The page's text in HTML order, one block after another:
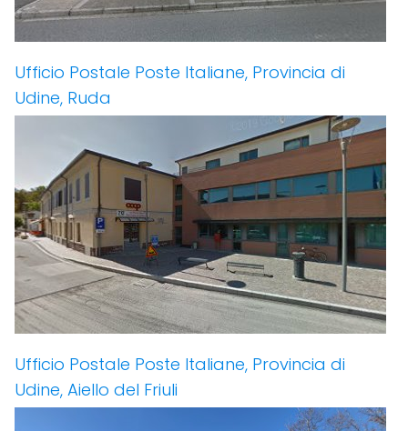
Ufficio Postale Poste Italiane, Provincia di
Udine, Ruda
Ufficio Postale Poste Italiane, Provincia di
Udine, Aiello del Friuli